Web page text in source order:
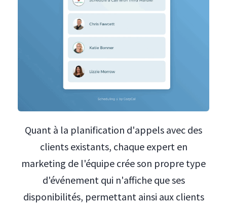
Quant à la planification d'appels avec des
clients existants, chaque expert en
marketing de l'équipe crée son propre type
d'événement qui n'affiche que ses
disponibilités, permettant ainsi aux clients